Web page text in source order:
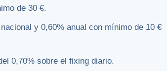
de 30 €.
y 0,60% anual con mínimo de 10 €
0,70% sobre el fixing diario.